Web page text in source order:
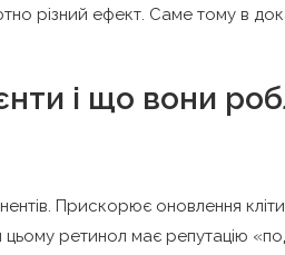
різний ефект. Саме тому в
і що вони
Прискорює оновлення
ретинол має репутацію